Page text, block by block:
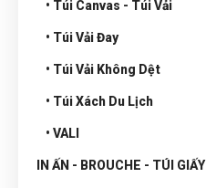
• Túi Canvas - Túi Vải
• Túi Vải Đay
• Túi Vải Không Dệt
• Túi Xách Du Lịch
• VALI
IN ẤN - BROUCHE - TÚI GIẤY